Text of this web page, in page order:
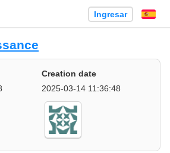
Ingresar
Creation date
2025-03-14 11:36:48